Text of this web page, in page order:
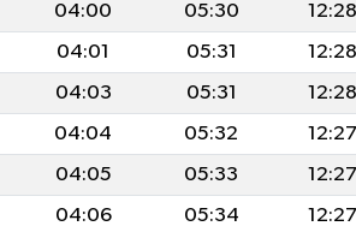
04:00 05:30 12:28
04:01 05:31 12:28
04:03 05:31 12:28
04:04 05:32 12:27
04:05 05:33 12:27
04:06 05:34 12:27